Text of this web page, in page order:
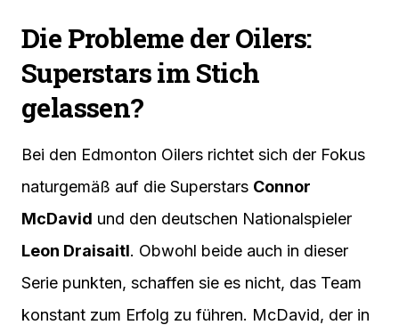
Die Probleme der Oilers:
Superstars im Stich
gelassen?
Bei den Edmonton Oilers richtet sich der Fokus
naturgemäß auf die Superstars Connor
McDavid und den deutschen Nationalspieler
Leon Draisaitl. Obwohl beide auch in dieser
Serie punkten, schaffen sie es nicht, das Team
konstant zum Erfolg zu führen. McDavid, der in